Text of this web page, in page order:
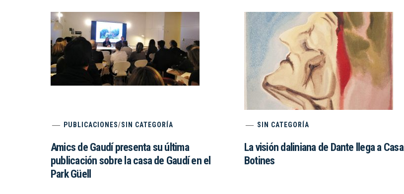
PUBLICACIONES/SIN CATEGORÍA
Amics de Gaudí presenta su última
publicación sobre la casa de Gaudí en el
Park Güell
SIN CATEGORÍA
La visión daliniana de Dante llega a Casa
Botines